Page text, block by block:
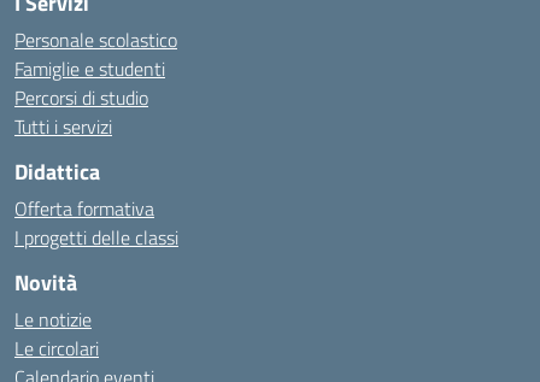
Personale scolastico
Famiglie e studenti
Percorsi di studio
Tutti i servizi
Didattica
Offerta formativa
I progetti delle classi
Novità
Le notizie
Le circolari